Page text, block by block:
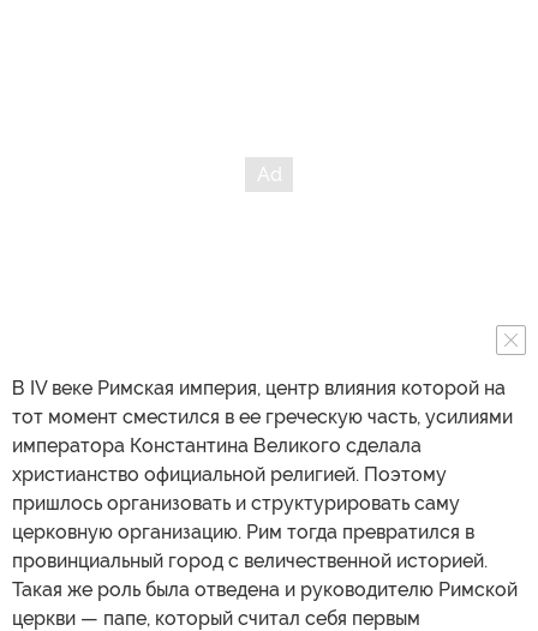
В IV веке Римская империя, центр влияния которой на
тот момент сместился в ее греческую часть, усилиями
императора Константина Великого сделала
христианство официальной религией. Поэтому
пришлось организовать и структурировать саму
церковную организацию. Рим тогда превратился в
провинциальный город с величественной историей.
Такая же роль была отведена и руководителю Римской
церкви — папе, который считал себя первым